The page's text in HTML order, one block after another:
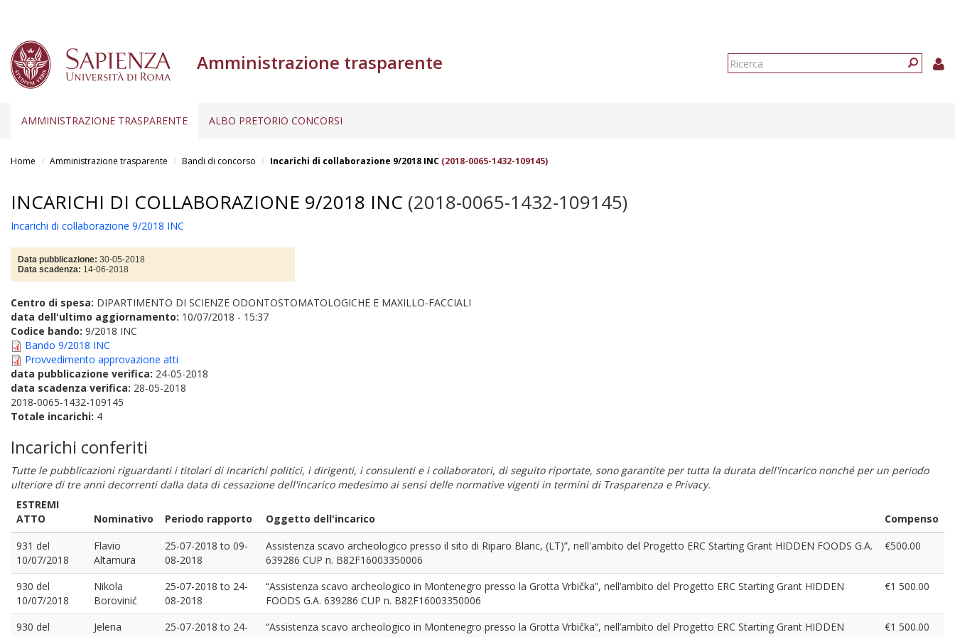
Amministrazione trasparente
Form
AMMINISTRAZIONE TRASPARENTE ALBO PRETORIO CONCORSI
Home Amministrazione trasparente Bandi di concorso Incarichi di collaborazione 9/2018 INC (2018-0065-1432-109145)
INCARICHI DI COLLABORAZIONE 9/2018 INC (2018-0065-1432-109145)
Incarichi di collaborazione 9/2018 INC
Data pubblicazione: 30-05-2018
Data scadenza: 14-06-2018
Centro di spesa: DIPARTIMENTO DI SCIENZE ODONTOSTOMATOLOGICHE E MAXILLO-FACCIALI
data dell'ultimo aggiornamento: 10/07/2018 - 15:37
Codice bando: 9/2018 INC
Bando 9/2018 INC
Provvedimento approvazione atti
data pubblicazione verifica: 24-05-2018
data scadenza verifica: 28-05-2018
2018-0065-1432-109145
Totale incarichi: 4
Incarichi conferiti
Tutte le pubblicazioni riguardanti i titolari di incarichi politici, i dirigenti, i consulenti e i collaboratori, di seguito riportate, sono garantite per tutta la durata dell'incarico nonché per un periodo
ulteriore di tre anni decorrenti dalla data di cessazione dell'incarico medesimo ai sensi delle normative vigenti in termini di Trasparenza e Privacy.
ESTREMI
ATTO
Nominativo Periodo rapporto Oggetto dell'incarico
Compenso
931 del
10/07/2018
Flavio
Altamura
25-07-2018 to 09-
08-2018
Assistenza scavo archeologico presso il sito di Riparo Blanc, (LT)”, nell'ambito del Progetto ERC Starting Grant HIDDEN FOODS G.A.
639286 CUP n. B82F16003350006
€500.00
930 del
10/07/2018
Nikola
Borovinić
25-07-2018 to 24-
08-2018
“Assistenza scavo archeologico in Montenegro presso la Grotta Vrbička”, nell’ambito del Progetto ERC Starting Grant HIDDEN
FOODS G.A. 639286 CUP n. B82F16003350006
€1 500.00
930 del
Jelena
25-07-2018 to 24-
“Assistenza scavo archeologico in Montenegro presso la Grotta Vrbička”, nell’ambito del Progetto ERC Starting Grant HIDDEN
€1 500.00